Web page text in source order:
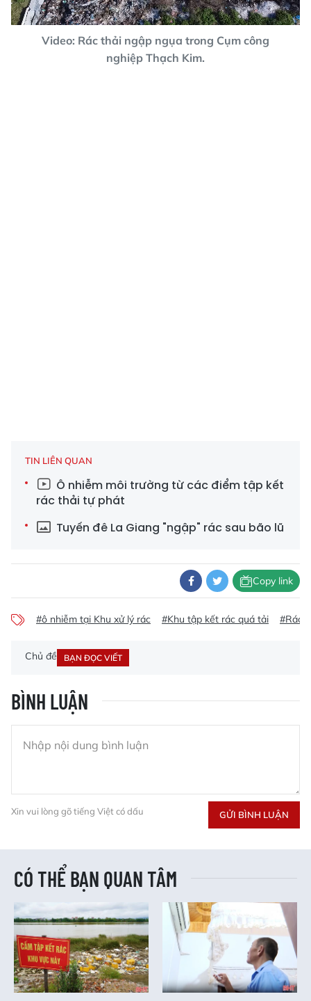
Video: Rác thải ngập ngụa trong Cụm công
nghiệp Thạch Kim.
TIN LIÊN QUAN
Ô nhiễm môi trường từ các điểm tập kết
rác thải tự phát
Tuyến đê La Giang "ngập" rác sau bão lũ
Copy link
#ô nhiễm tại Khu xử lý rác #Khu tập kết rác quá tải #Rác
Chủ đề BẠN ĐỌC VIẾT
BÌNH LUẬN
Xin vui lòng gõ tiếng Việt có dấu GỬI BÌNH LUẬN
CÓ THỂ BẠN QUAN TÂM